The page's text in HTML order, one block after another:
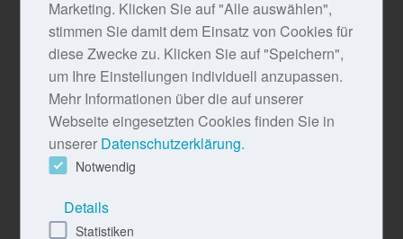
Marketing. Klicken Sie auf "Alle auswählen",
stimmen Sie damit dem Einsatz von Cookies für
diese Zwecke zu. Klicken Sie auf "Speichern",
um Ihre Einstellungen individuell anzupassen.
Mehr Informationen über die auf unserer
Webseite eingesetzten Cookies finden Sie in
unserer Datenschutzerklärung.
Notwendig
Details
Statistiken
lansol.de
LANSOL zum Webhoster des Jahres 2020